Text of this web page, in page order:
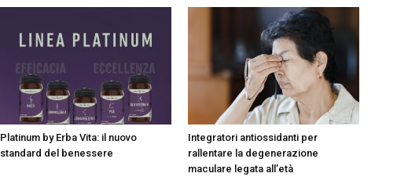
Platinum by Erba Vita: il nuovo
standard del benessere
Integratori antiossidanti per
rallentare la degenerazione
maculare legata all’età